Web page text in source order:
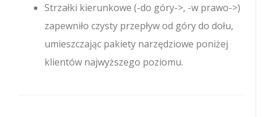
Strzałki kierunkowe (-do góry->, -w prawo->)
zapewniło czysty przepływ od góry do dołu,
umieszczając pakiety narzędziowe poniżej
klientów najwyższego poziomu.